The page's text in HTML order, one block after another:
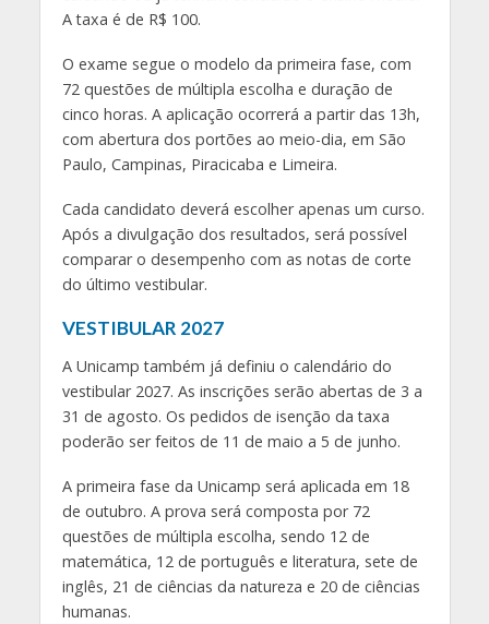
A taxa é de R$ 100.
O exame segue o modelo da primeira fase, com
72 questões de múltipla escolha e duração de
cinco horas. A aplicação ocorrerá a partir das 13h,
com abertura dos portões ao meio-dia, em São
Paulo, Campinas, Piracicaba e Limeira.
Cada candidato deverá escolher apenas um curso.
Após a divulgação dos resultados, será possível
comparar o desempenho com as notas de corte
do último vestibular.
VESTIBULAR 2027
A Unicamp também já definiu o calendário do
vestibular 2027. As inscrições serão abertas de 3 a
31 de agosto. Os pedidos de isenção da taxa
poderão ser feitos de 11 de maio a 5 de junho.
A primeira fase da Unicamp será aplicada em 18
de outubro. A prova será composta por 72
questões de múltipla escolha, sendo 12 de
matemática, 12 de português e literatura, sete de
inglês, 21 de ciências da natureza e 20 de ciências
humanas.